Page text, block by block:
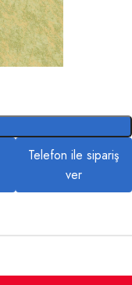
Telefon ile sipariş
ver